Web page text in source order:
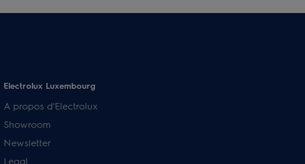
Electrolux Luxembourg
A propos d'Electrolux
Showroom
Newsletter
Legal